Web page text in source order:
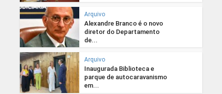
Arquivo
Alexandre Branco é o novo
diretor do Departamento
de...
Arquivo
Inaugurada Biblioteca e
parque de autocaravanismo
em...